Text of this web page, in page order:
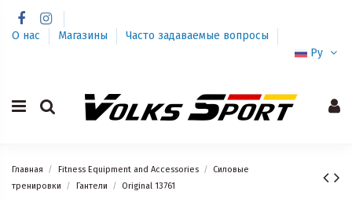
О нас Магазины
Часто задаваемые вопросы
Ру
Главная Fitness Equipment and Accessories
Силовые
тренировки
Гантели Original 13761